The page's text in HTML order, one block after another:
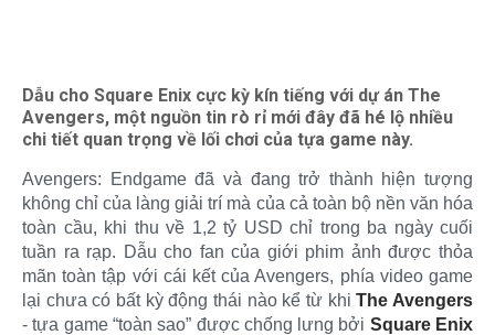
Dẫu cho Square Enix cực kỳ kín tiếng với dự án The
Avengers, một nguồn tin rò rỉ mới đây đã hé lộ nhiều
chi tiết quan trọng về lối chơi của tựa game này.
Avengers: Endgame đã và đang trở thành hiện tượng
không chỉ của làng giải trí mà của cả toàn bộ nền văn hóa
toàn cầu, khi thu về 1,2 tỷ USD chỉ trong ba ngày cuối
tuần ra rạp. Dẫu cho fan của giới phim ảnh được thỏa
mãn toàn tập với cái kết của Avengers, phía video game
lại chưa có bất kỳ động thái nào kể từ khiThe Avengers
- tựa game “toàn sao” được chống lưng bởi Square Enix